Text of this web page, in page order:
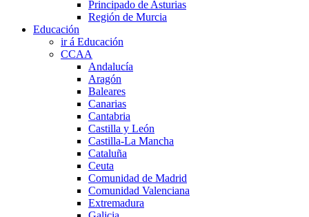
Principado de Asturias
Región de Murcia
Educación
ir á Educación
CCAA
Andalucía
Aragón
Baleares
Canarias
Cantabria
Castilla y León
Castilla-La Mancha
Cataluña
Ceuta
Comunidad de Madrid
Comunidad Valenciana
Extremadura